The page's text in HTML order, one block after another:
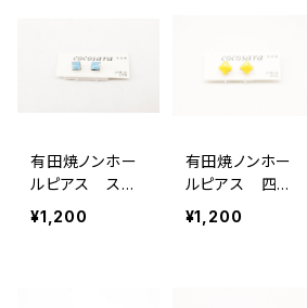
有田焼ノンホー
ルピアス スク
エア 水色×シ
ルバー
¥1,200
有田焼ノンホー
ルピアス 四
葉 黄色
¥1,200